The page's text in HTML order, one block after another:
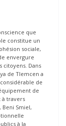
que
constitue un
sociale,
envergure
citoyens. Dans
de Tlemcen a
de
de
à travers
Smiel,
à la